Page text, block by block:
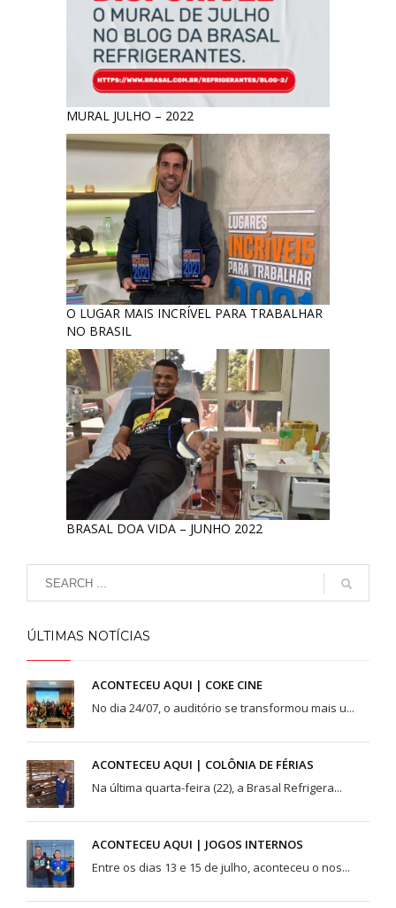
MURAL JULHO – 2022
O LUGAR MAIS INCRÍVEL PARA TRABALHAR
NO BRASIL
BRASAL DOA VIDA – JUNHO 2022
ÚLTIMAS NOTÍCIAS
ACONTECEU AQUI | COKE CINE
No dia 24/07, o auditório se transformou mais u...
ACONTECEU AQUI | COLÔNIA DE FÉRIAS
Na última quarta-feira (22), a Brasal Refrigera...
ACONTECEU AQUI | JOGOS INTERNOS
Entre os dias 13 e 15 de julho, aconteceu o nos...